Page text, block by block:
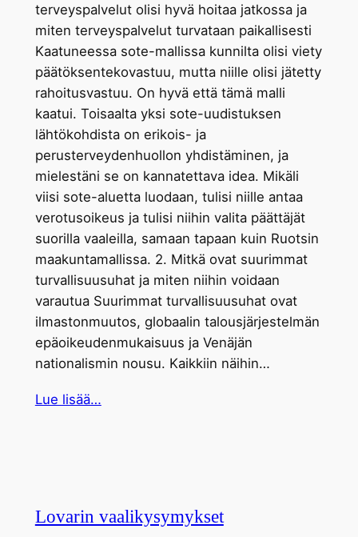
terveyspalvelut olisi hyvä hoitaa jatkossa ja
miten terveyspalvelut turvataan paikallisesti
Kaatuneessa sote-mallissa kunnilta olisi viety
päätöksentekovastuu, mutta niille olisi jätetty
rahoitusvastuu. On hyvä että tämä malli
kaatui. Toisaalta yksi sote-uudistuksen
lähtökohdista on erikois- ja
perusterveydenhuollon yhdistäminen, ja
mielestäni se on kannatettava idea. Mikäli
viisi sote-aluetta luodaan, tulisi niille antaa
verotusoikeus ja tulisi niihin valita päättäjät
suorilla vaaleilla, samaan tapaan kuin Ruotsin
maakuntamallissa. 2. Mitkä ovat suurimmat
turvallisuusuhat ja miten niihin voidaan
varautua Suurimmat turvallisuusuhat ovat
ilmastonmuutos, globaalin talousjärjestelmän
epäoikeudenmukaisuus ja Venäjän
nationalismin nousu. Kaikkiin näihin…
Lue lisää…
Lovarin vaalikysymykset